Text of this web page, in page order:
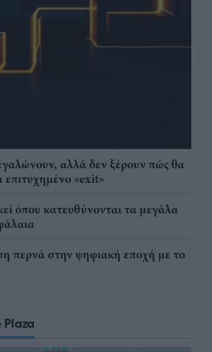
αλλά δεν ξέρουν πώς θα
«exit»
όπου κατευθύνονται τα μεγάλα
περνά στην ψηφιακή εποχή με το
Plaza